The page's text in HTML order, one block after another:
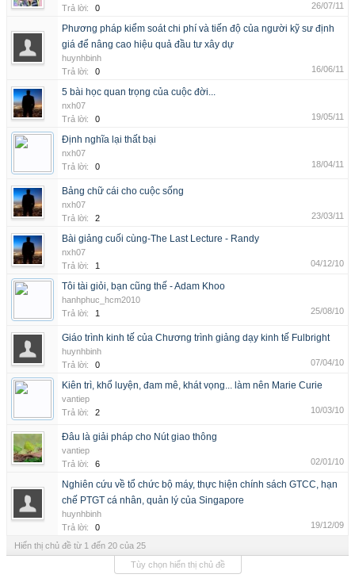
Trả lời:
0 26/07/11
Phương pháp kiểm soát chi phí và tiến độ của người kỹ sư định
giá để nâng cao hiệu quả đầu tư xây dự
huynhbinh
Trả lời:
0 16/06/11
5 bài học quan trọng của cuộc đời...
nxh07
Trả lời:
0 19/05/11
Định nghĩa lại thất bại
nxh07
Trả lời:
0 18/04/11
Bảng chữ cái cho cuộc sống
nxh07
Trả lời:
2 23/03/11
Bài giảng cuối cùng-The Last Lecture - Randy
nxh07
Trả lời:
1 04/12/10
Tôi tài giỏi, bạn cũng thế - Adam Khoo
hanhphuc_hcm2010
Trả lời:
1 25/08/10
Giáo trình kinh tế của Chương trình giảng dạy kinh tế Fulbright
huynhbinh
Trả lời:
0 07/04/10
Kiên trì, khổ luyện, đam mê, khát vọng... làm nên Marie Curie
vantiep
Trả lời:
2 10/03/10
Đâu là giải pháp cho Nút giao thông
vantiep
Trả lời:
6 02/01/10
Nghiên cứu về tổ chức bộ máy, thực hiện chính sách GTCC, hạn
chế PTGT cá nhân, quản lý của Singapore
huynhbinh
Trả lời:
0 19/12/09
Hiển thị chủ đề từ 1 đến 20 của 25
Tùy chọn hiển thị chủ đề